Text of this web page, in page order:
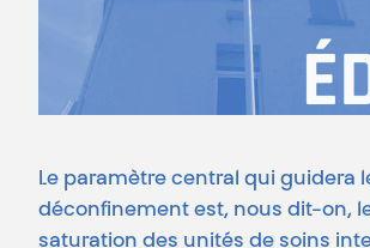
Le paramètre central qui guidera
déconfinement est, nous dit-on,
saturation des unités de soins